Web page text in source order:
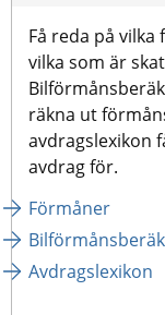
Få reda på
vilka som är
räkna ut
avdragslexikon
avdrag för.
Förmåner
Avdragslexikon